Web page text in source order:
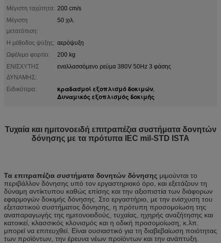
Μέγιστη ταχύτητα: 200 cm/s
Μέγιστη
μετατόπιση:
50 χιλ.
Η μέθοδος ψύξης: αερόψυξη
Ωφέλιμο φορτίο:
200 kg
ΕΝΙΣΧΥΤΗΣ
ΔΥΝΑΜΗΣ:
εναλλασσόμενο ρεύμα 380V 50Hz 3 φάσης
Ειδικότερα: κραδασμοί εξοπλισμό δοκιμών,
Δυναμικός εξοπλισμός δοκιμής
Τυχαία και ημιτονοειδή επιτραπέζια συστήματα δονητών
δόνησης με τα πρότυπα IEC mil-STD ISTA
Τα επιτραπέζια συστήματα δονητών δόνησης μιμούνται το
περιβάλλον δόνησης υπό τον εργαστηριακό όρο, και εξετάζουν τη
δύναμη αντίκτυπου καθώς επίσης και την αξιοπιστία των διάφορων
εφαρμογών δοκιμής δόνησης. Στο εργαστήριο, με την ενίσχυση του
εξεταστικού συστήματος δόνησης, η πρότυπη προσομοίωση της
αναπαραγωγής της ημιτονοειδούς, τυχαίας, ηχηρής αναζήτησης και
κατοικεί, κλασσικός κλονισμός και η οδική προσομοίωση, κ.λπ.
μπορεί να επιτευχθεί. Είναι ουσιαστικό για τη διαβεβαίωση ποιότητας
των προϊόντων, την έρευνα νέων προϊόντων και την ανάπτυξη.